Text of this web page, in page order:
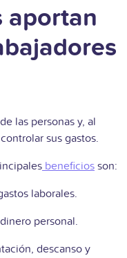
aportan
las personas y, al
sus gastos.
beneficios son:
laborales.
personal.
descanso y